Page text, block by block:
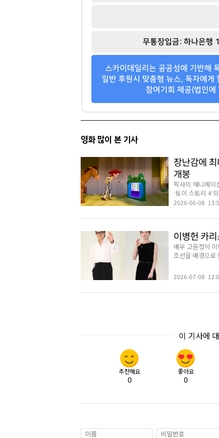
117 100
무통장입금: 하나은
스카이데일리는 공공성에 기반해
일반 후원시 맞춤형 뉴스, 독자에게
참여기회 제공(법인
영화 많이 본 기사
장난감에
개봉
픽사의 애니메이
‘토이 스토리 4’
2026-06-08
이병헌 카
배우 고윤정이
조선을 배경으로
2026-07-08
이 기사에
추천해요
0
좋아요
0